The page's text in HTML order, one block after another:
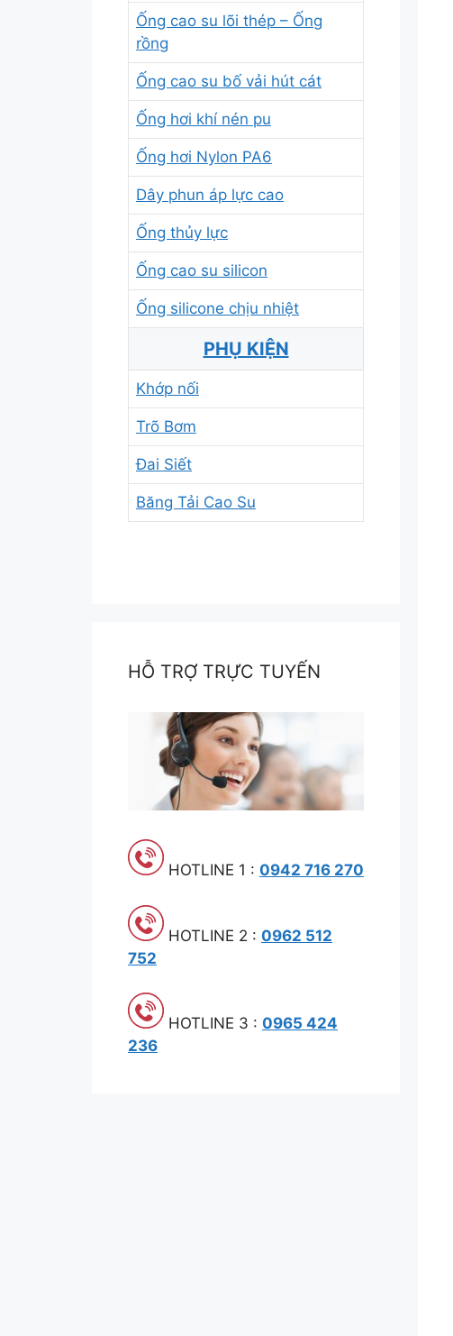
Ống cao su lõi thép – Ống
rồng
Ống cao su bố vải hút cát
Ống hơi khí nén pu
Ống hơi Nylon PA6
Dây phun áp lực cao
Ống thủy lực
Ống cao su silicon
Ống silicone chịu nhiệt
PHỤ KIỆN
Khớp nối
Trõ Bơm
Đai Siết
Băng Tải Cao Su
HỖ TRỢ TRỰC TUYẾN
HOTLINE 1 : 0942 716 270
HOTLINE 2 : 0962 512
752
HOTLINE 3 : 0965 424
236